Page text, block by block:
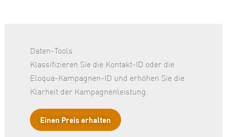
Daten-Tools
Klassifizieren Sie die Kontakt-ID oder die
Eloqua-Kampagnen-ID und erhöhen Sie die
Klarheit der Kampagnenleistung.
Einen Preis erhalten